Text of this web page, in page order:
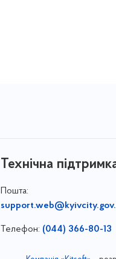
Технічна
Пошта:
Телефон: (044) 366-80-13